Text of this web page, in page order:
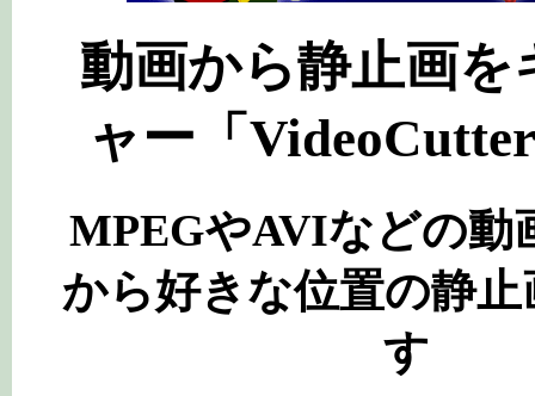
動画から静止画を
ャー「
MPEGやAVIなどの動
から好きな位置の静
す